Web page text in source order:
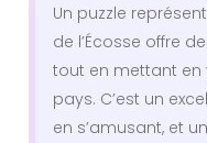
Un puzzle
de l’Écosse offre
tout en mettant en
pays. C’est un
en s’amusant, et